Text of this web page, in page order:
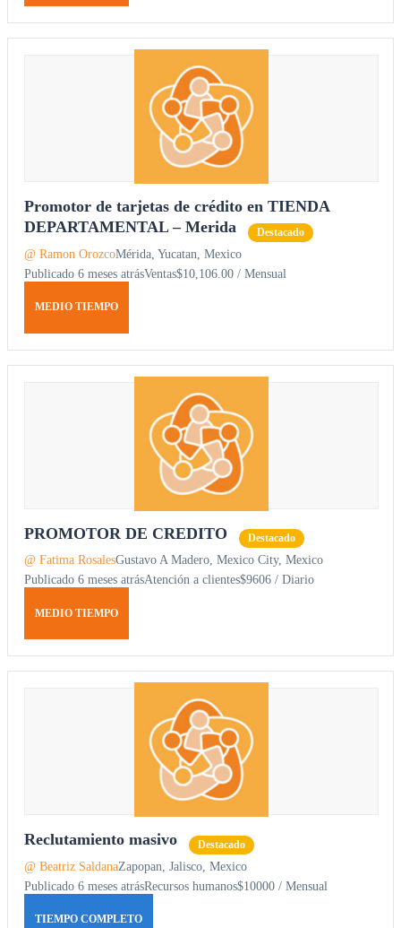
Promotor de tarjetas de crédito en TIENDA
DEPARTAMENTAL – Merida
Destacado
@ Ramon OrozcoMérida, Yucatan, Mexico
Publicado 6 meses atrásVentas$10,106.00 / Mensual
MEDIO TIEMPO
PROMOTOR DE CREDITO Destacado
@ Fatima RosalesGustavo A Madero, Mexico City, Mexico
Publicado 6 meses atrásAtención a clientes$9606 / Diario
MEDIO TIEMPO
Reclutamiento masivo Destacado
@ Beatriz SaldanaZapopan, Jalisco, Mexico
Publicado 6 meses atrásRecursos humanos$10000 / Mensual
TIEMPO COMPLETO